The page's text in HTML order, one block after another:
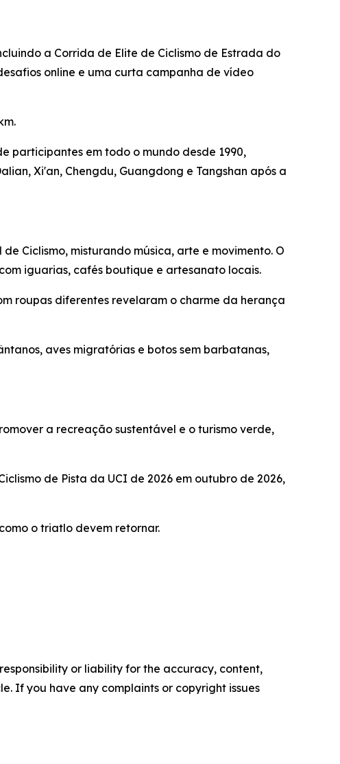
a Corrida de Elite de Ciclismo de Estrada do
online e uma curta campanha de vídeo
participantes em todo o mundo desde 1990,
Xi'an, Chengdu, Guangdong e Tangshan após a
Ciclismo, misturando música, arte e movimento. O
iguarias, cafés boutique e artesanato locais.
roupas diferentes revelaram o charme da herança
aves migratórias e botos sem barbatanas,
a recreação sustentável e o turismo verde,
de Pista da UCI de 2026 em outubro de 2026,
o triatlo devem retornar.
or liability for the accuracy, content,
If you have any complaints or copyright issues